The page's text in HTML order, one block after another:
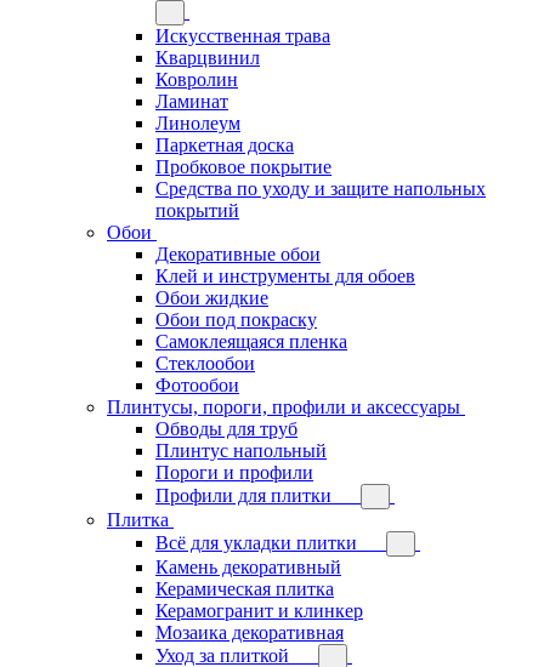
Искусственная трава
Кварцвинил
Ковролин
Ламинат
Линолеум
Паркетная доска
Пробковое покрытие
Средства по уходу и защите напольных
покрытий
Обои
Декоративные обои
Клей и инструменты для обоев
Обои жидкие
Обои под покраску
Самоклеящаяся пленка
Стеклообои
Фотообои
Плинтусы, пороги, профили и аксессуары
Обводы для труб
Плинтус напольный
Пороги и профили
Профили для плитки
Плитка
Всё для укладки плитки
Камень декоративный
Керамическая плитка
Керамогранит и клинкер
Мозаика декоративная
Уход за плиткой